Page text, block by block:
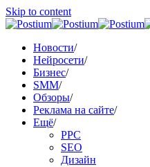
Skip to content
Новости/
Нейросети/
Бизнес/
SMM/
Обзоры/
Реклама на сайте/
Ещё/
PPC
SEO
Дизайн